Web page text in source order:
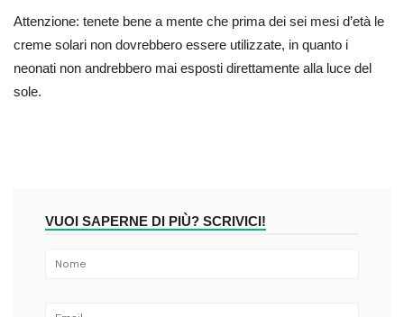
Attenzione: tenete bene a mente che prima dei sei mesi d’età le
creme solari non dovrebbero essere utilizzate, in quanto i
neonati non andrebbero mai esposti direttamente alla luce del
sole.
VUOI SAPERNE DI PIÙ? SCRIVICI!